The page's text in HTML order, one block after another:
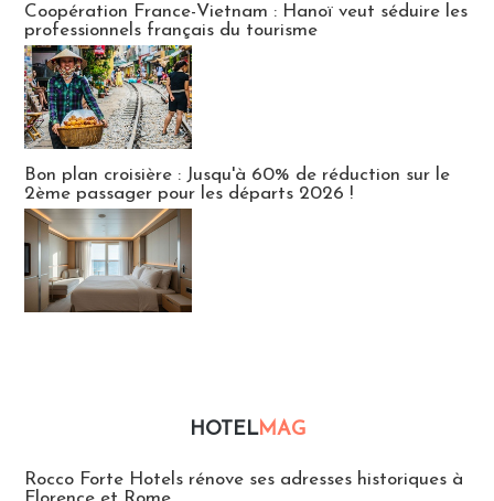
Coopération France-Vietnam : Hanoï veut séduire les
professionnels français du tourisme
Bon plan croisière : Jusqu'à 60% de réduction sur le
2ème passager pour les départs 2026 !
HOTELMAG
Rocco Forte Hotels rénove ses adresses historiques à